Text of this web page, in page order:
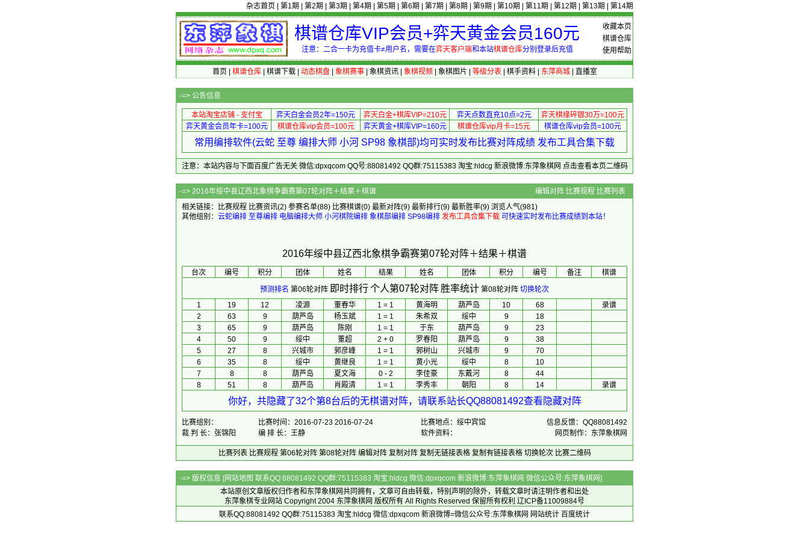
杂志首页 第1期 第2期 第3期 第4期 第5期 第6期 第7期 第8期 第9期 第10期 第11期 第12期 第13期 第14期
收藏本页
棋谱仓库
使用帮助
棋谱仓库VIP会员+弈天黄金会员160元
注意：二合一卡为充值卡≠用户名，需要在弈天客户端和本站棋谱仓库分别登录后充值
首页 棋谱仓库| 棋谱下载| 动态棋盘| 象棋赛事| 象棋资讯| 象棋视频 象棋图片 等级分表| 棋手资料| 东萍商城| 直播室
-=> 公告信息
本站淘宝店铺 - 支付宝 弈天白金会员2年=150元 弈天白金+棋库VIP=210元 弈天点数直充10点=2元
弈天棋缘碎银30万=100元
弈天黄金会员年卡=100元
棋谱仓库vip会员=100元 弈天黄金+棋库VIP=160元 棋谱仓库vip月卡=15元 棋谱仓库vip会员=100元
常用编排软件(云蛇 至尊 编排大师 小河 SP98 象棋部)均可实时发布比赛对阵成绩 发布工具合集下载
注意：本站内容与下面百度广告无关 微信:dpxqcom QQ号:88081492 QQ群:75115383 淘宝:hldcg 新浪微博:东萍象棋网 点击查看本页二维码
-=> 2016年绥中县辽西北象棋争霸赛第07轮对阵＋结果＋棋谱 编辑对阵 比赛规程 比赛列表
相关链接：
比赛规程 比赛资讯(2) 参赛名单(88) 比赛棋谱(0) 最新对阵(9) 最新排行(9) 最新胜率(9) 浏览人气(981)
其他组别： 云蛇编排 至尊编排 电脑编排大师 小河棋院编排 象棋部编排 SP98编排 发布工具合集下载 可快速实时发布比赛成绩到本站！
2016年绥中县辽西北象棋争霸赛第07轮对阵＋结果＋棋谱
台次 编号 积分 团体 姓名 结果 姓名 团体 积分 编号 备注
棋谱
预测排名 第06轮对阵 即时排行个人第07轮对阵 胜率统计 第08轮对阵 切换轮次
1
19 12 凌源 董春华 1 = 1 黄海明 葫芦岛 10 68
录谱
2
63 9 葫芦岛 杨玉斌 1 = 1 朱希双 绥中 9
18
3
65 9 葫芦岛 陈刚 1 = 1 于东 葫芦岛 9
23
4
50 9 绥中 董超 2 + 0 罗春阳 葫芦岛 9
38
5
27 8 兴城市 郭彦峰 1 = 1 郭树山 兴城市 9
70
6
35 8 绥中 黄继良 1 = 1 黄小光 绥中 8
10
7
8 8 葫芦岛 夏文海 0 - 2 李佳豪 东戴河 8
44
8
51 8 葫芦岛 肖殿清 1 = 1 李秀丰 朝阳 8 14 录谱
你好，共隐藏了32个第8台后的无棋谱对阵，请联系站长QQ88081492查看隐藏对阵
比赛组别： 比赛时间：2016-07-23 2016-07-24 比赛地点：绥中宾馆
信息反馈：QQ88081492
裁 判 长：张锦阳
编 排 长：王静 软件资料： 网页制作：东萍象棋网
比赛列表 比赛规程 第06轮对阵 第08轮对阵 编辑对阵 复制对阵 复制无链接表格 复制有链接表格 切换轮次 比赛二维码
-=> 版权信息 [网站地图 联系QQ:88081492 QQ群:75115383 淘宝:hldcg 微信:dpxqcom 新浪微博:东萍象棋网 微信公众号:东萍象棋网]
本站原创文章版权归作者和 东萍象棋网共同拥有，文章可自由转载，特别声明的除外，转载文章时请注明作者和出处
东萍象棋专业网站 Copyright 2004 东萍象棋网 版权所有 All Rights Reserved 保留所有权利 辽ICP备11009884号
联系QQ:88081492 QQ群:75115383 淘宝:hldcg 微信:dpxqcom 新浪微博=微信公众号:东萍象棋网 网站统计 百度统计